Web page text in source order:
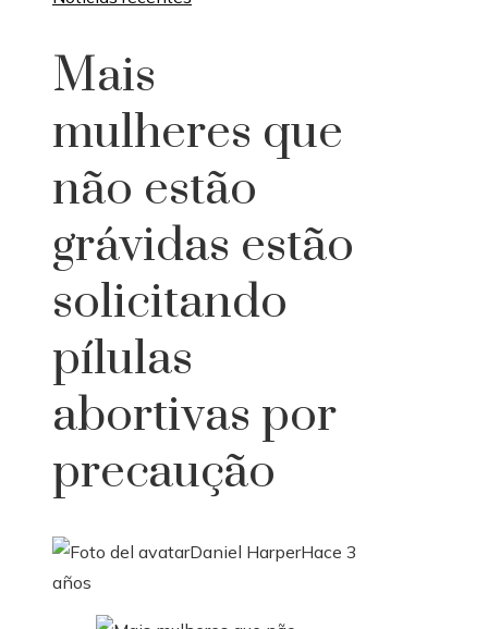
Mais
mulheres que
não estão
grávidas estão
solicitando
pílulas
abortivas por
precaução
Daniel HarperHace 3
años